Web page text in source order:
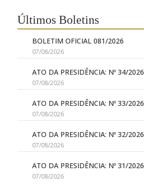
Últimos Boletins
BOLETIM OFICIAL 081/2026
07/08/2026
ATO DA PRESIDÊNCIA: Nº 34/2026
07/08/2026
ATO DA PRESIDÊNCIA: Nº 33/2026
07/08/2026
ATO DA PRESIDÊNCIA: Nº 32/2026
07/08/2026
ATO DA PRESIDÊNCIA: Nº 31/2026
07/08/2026